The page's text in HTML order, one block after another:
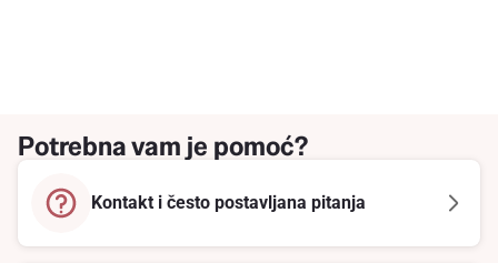
Potrebna vam je pomoć?
Kontakt i često postavljana pitanja